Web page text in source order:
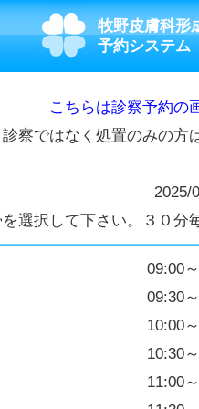
牧野皮膚科形
予約システム
こちらは診察予約の
診察ではなく処置のみの方
2025/
選択して下さい。３０分
09:00
09:30
10:00
10:30
11:00